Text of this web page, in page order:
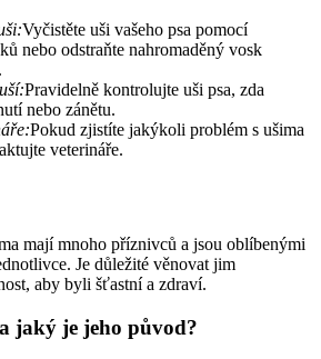
Vyčistěte uši vašeho psa pomocí
nebo odstraňte nahromaděný vosk
Pravidelně kontrolujte uši psa, zda
nebo zánětu.
Pokud zjistíte jakýkoli problém s ušima
veterináře.
mají mnoho příznivců a jsou oblíbenými
Je důležité věnovat jim
aby byli šťastní a zdraví.
jaký je jeho původ?